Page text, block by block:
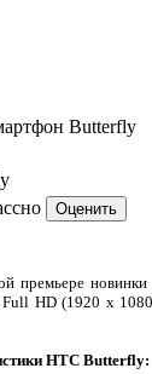
Butterfly
премьере
HD (1920 x
HTC Butterfly: